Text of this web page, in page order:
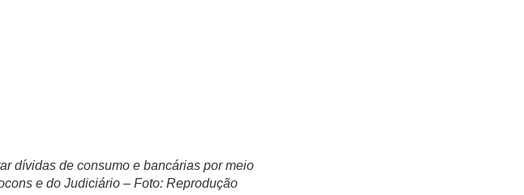
dívidas de consumo e bancárias por meio
e do Judiciário – Foto: Reprodução